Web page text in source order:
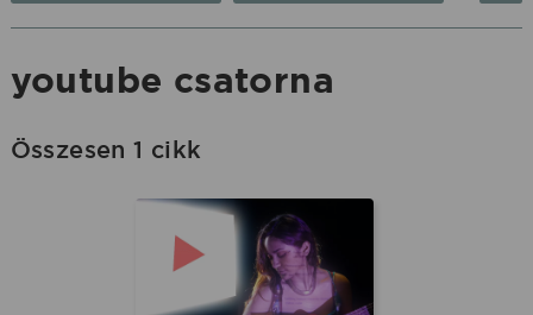
a
youtube csatorna
Összesen 1 cikk